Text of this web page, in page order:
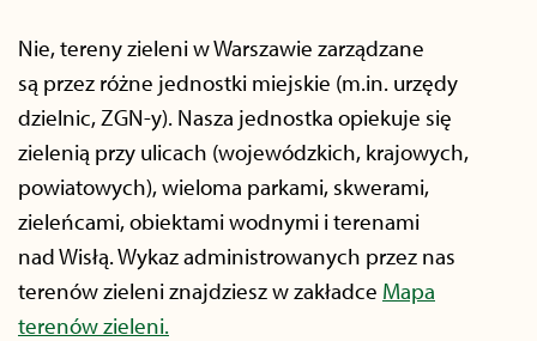
Nie, tereny zieleni w Warszawie zarządzane
są przez różne jednostki miejskie (m.in. urzędy
dzielnic, ZGN-y). Nasza jednostka opiekuje się
zielenią przy ulicach (wojewódzkich, krajowych,
powiatowych), wieloma parkami, skwerami,
zieleńcami, obiektami wodnymi i terenami
nad Wisłą. Wykaz administrowanych przez nas
terenów zieleni znajdziesz w zakładce Mapa
terenów zieleni.